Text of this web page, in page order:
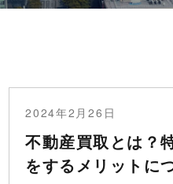
2024年2月26日
不動産買取とは？
をするメリットに